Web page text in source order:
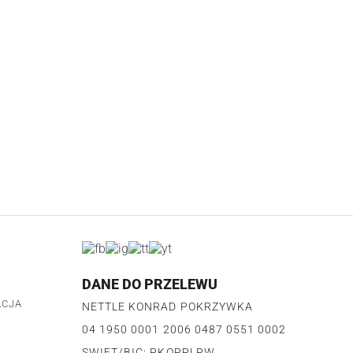
DANE DO PRZELEWU
NETTLE KONRAD POKRZYWKA
04 1950 0001 2006 0487 0551 0002